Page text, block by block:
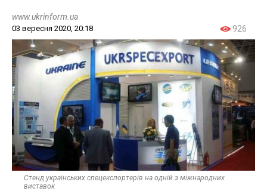
www.ukrinform.ua
03 вересня 2020, 20:18 926
Стенд українських спецекспортерів на одній з міжнародних
виставок